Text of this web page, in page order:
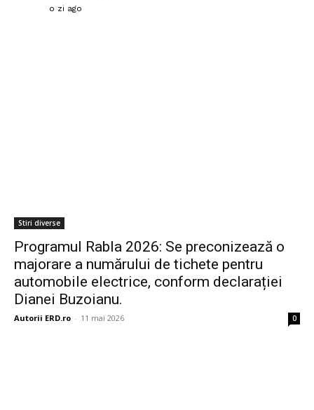
o zi ago
Stiri diverse
Programul Rabla 2026: Se preconizează o
majorare a numărului de tichete pentru
automobile electrice, conform declarației
Dianei Buzoianu.
Autorii ERD.ro - 11 mai 2026 0